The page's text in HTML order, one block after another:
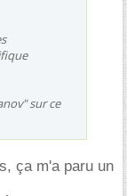
sur ce
ça m'a paru un